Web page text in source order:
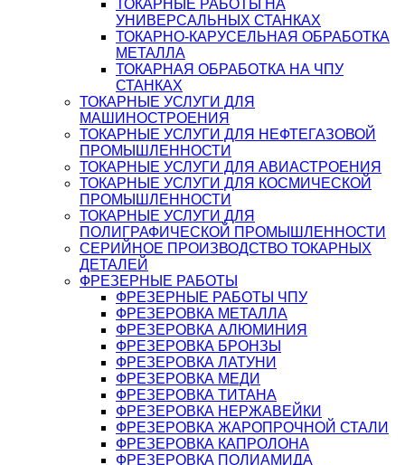
ТОКАРНЫЕ РАБОТЫ НА
УНИВЕРСАЛЬНЫХ СТАНКАХ
ТОКАРНО-КАРУСЕЛЬНАЯ ОБРАБОТКА
МЕТАЛЛА
ТОКАРНАЯ ОБРАБОТКА НА ЧПУ
СТАНКАХ
ТОКАРНЫЕ УСЛУГИ ДЛЯ
МАШИНОСТРОЕНИЯ
ТОКАРНЫЕ УСЛУГИ ДЛЯ НЕФТЕГАЗОВОЙ
ПРОМЫШЛЕННОСТИ
ТОКАРНЫЕ УСЛУГИ ДЛЯ АВИАСТРОЕНИЯ
ТОКАРНЫЕ УСЛУГИ ДЛЯ КОСМИЧЕСКОЙ
ПРОМЫШЛЕННОСТИ
ТОКАРНЫЕ УСЛУГИ ДЛЯ
ПОЛИГРАФИЧЕСКОЙ ПРОМЫШЛЕННОСТИ
СЕРИЙНОЕ ПРОИЗВОДСТВО ТОКАРНЫХ
ДЕТАЛЕЙ
ФРЕЗЕРНЫЕ РАБОТЫ
ФРЕЗЕРНЫЕ РАБОТЫ ЧПУ
ФРЕЗЕРОВКА МЕТАЛЛА
ФРЕЗЕРОВКА АЛЮМИНИЯ
ФРЕЗЕРОВКА БРОНЗЫ
ФРЕЗЕРОВКА ЛАТУНИ
ФРЕЗЕРОВКА МЕДИ
ФРЕЗЕРОВКА ТИТАНА
ФРЕЗЕРОВКА НЕРЖАВЕЙКИ
ФРЕЗЕРОВКА ЖАРОПРОЧНОЙ СТАЛИ
ФРЕЗЕРОВКА КАПРОЛОНА
ФРЕЗЕРОВКА ПОЛИАМИДА